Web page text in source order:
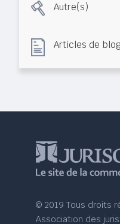
Autre(s)
Articles de
© 2019 Tous droits
Association des